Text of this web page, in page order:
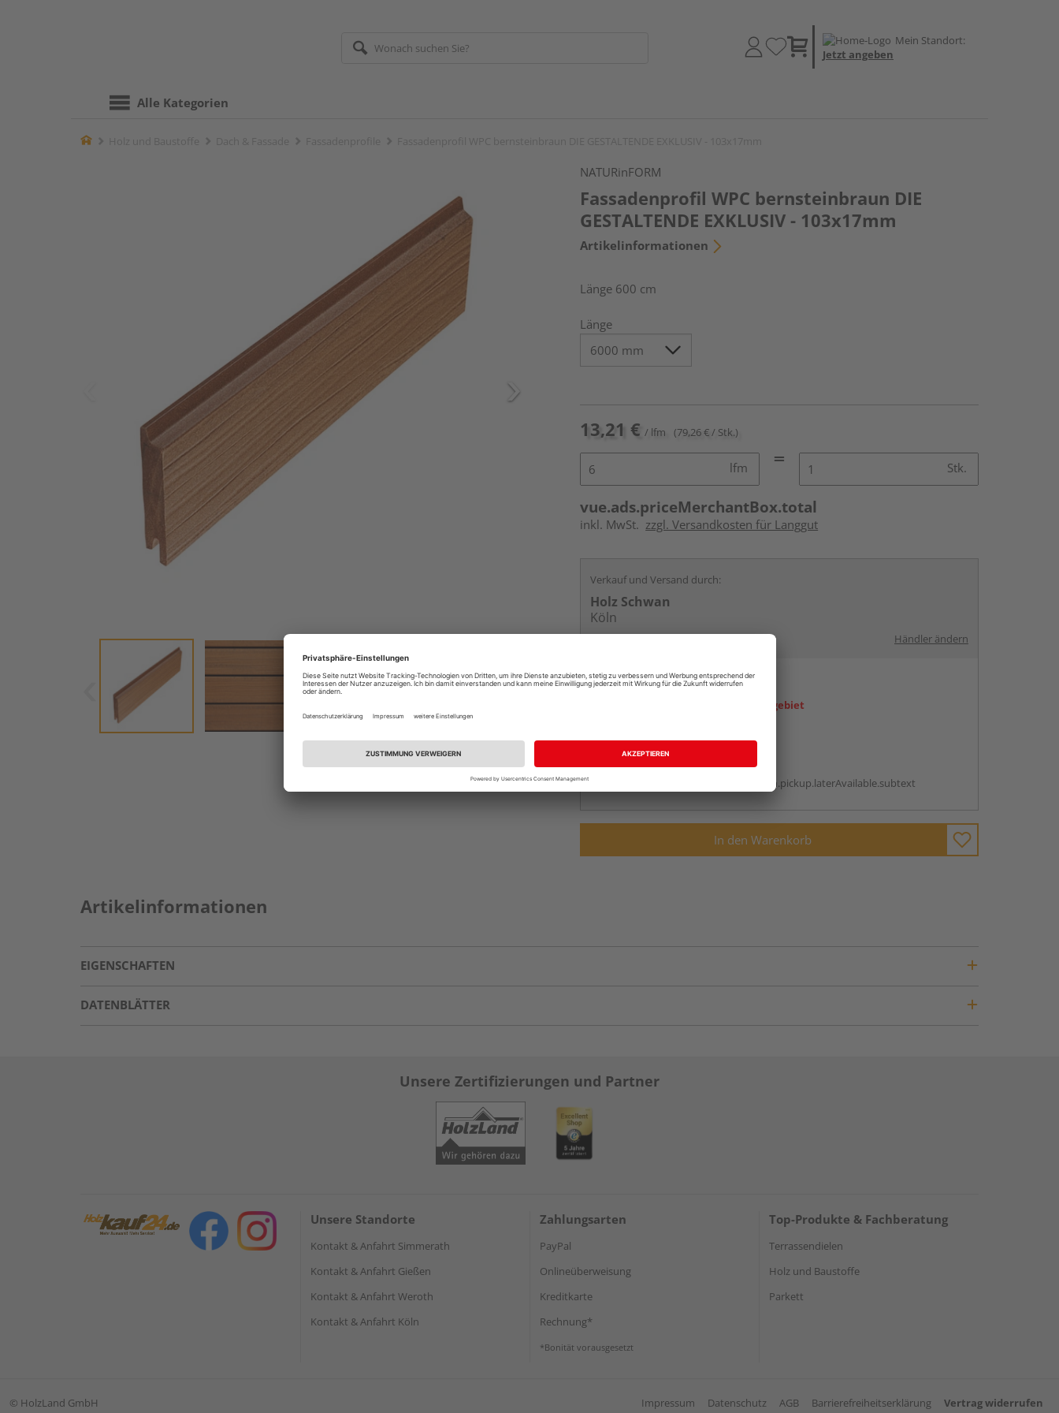
Mein Standort:
Jetzt angeben
Alle Kategorien
Home
NATURinFORM
Fassadenprofil WPC bernsteinbraun DIE
GESTALTENDE EXKLUSIV - 103x17mm
Artikelinformationen
Länge 600 cm
Länge
13,21 € / lfm (79,26 € / Stk.)
lfm Stk.
vue.ads.priceMerchantBox.total
inkl. MwSt. zzgl. Versandkosten für Langgut
Verkauf und Versand durch:
Holz Schwan
Köln
Kontakt Händler ändern
Online bestellen
Ihr Standort ist nicht im Liefergebiet
Beim Händler abholen
Auf Vorbestellung:
vue.ads.priceMerchantBox.option.pickup.laterAvailable.subtext
In den Warenkorb
Artikelinformationen
EIGENSCHAFTEN
DATENBLÄTTER
Unsere Zertifizierungen und Partner
Unsere Standorte
Kontakt & Anfahrt Simmerath
Kontakt & Anfahrt Gießen
Kontakt & Anfahrt Weroth
Kontakt & Anfahrt Köln
Zahlungsarten
PayPal
Onlineüberweisung
Kreditkarte
Rechnung*
*Bonität vorausgesetzt
Top-Produkte & Fachberatung
Terrassendielen
Holz und Baustoffe
Parkett
© HolzLand GmbH Impressum Datenschutz AGB Barrierefreiheitserklärung Vertrag widerrufen